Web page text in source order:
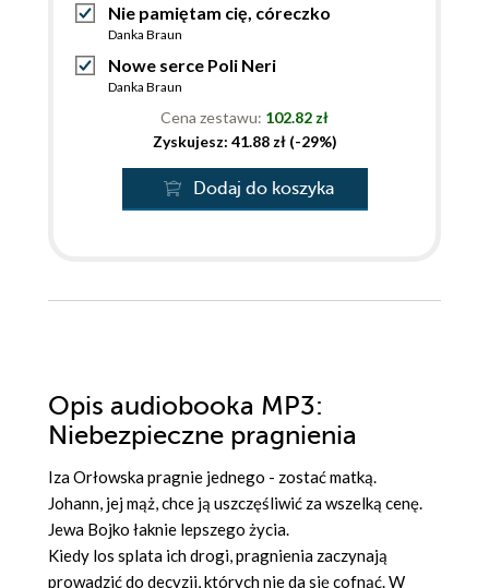
Nie pamiętam cię, córeczko
Danka Braun
Nowe serce Poli Neri
Danka Braun
Cena zestawu: 102.82 zł
Zyskujesz: 41.88 zł (-29%)
Dodaj do koszyka
Opis audiobooka MP3:
Niebezpieczne pragnienia
Iza Orłowska pragnie jednego - zostać matką.
Johann, jej mąż, chce ją uszczęśliwić za wszelką cenę.
Jewa Bojko łaknie lepszego życia.
Kiedy los splata ich drogi, pragnienia zaczynają
prowadzić do decyzji, których nie da się cofnąć. W